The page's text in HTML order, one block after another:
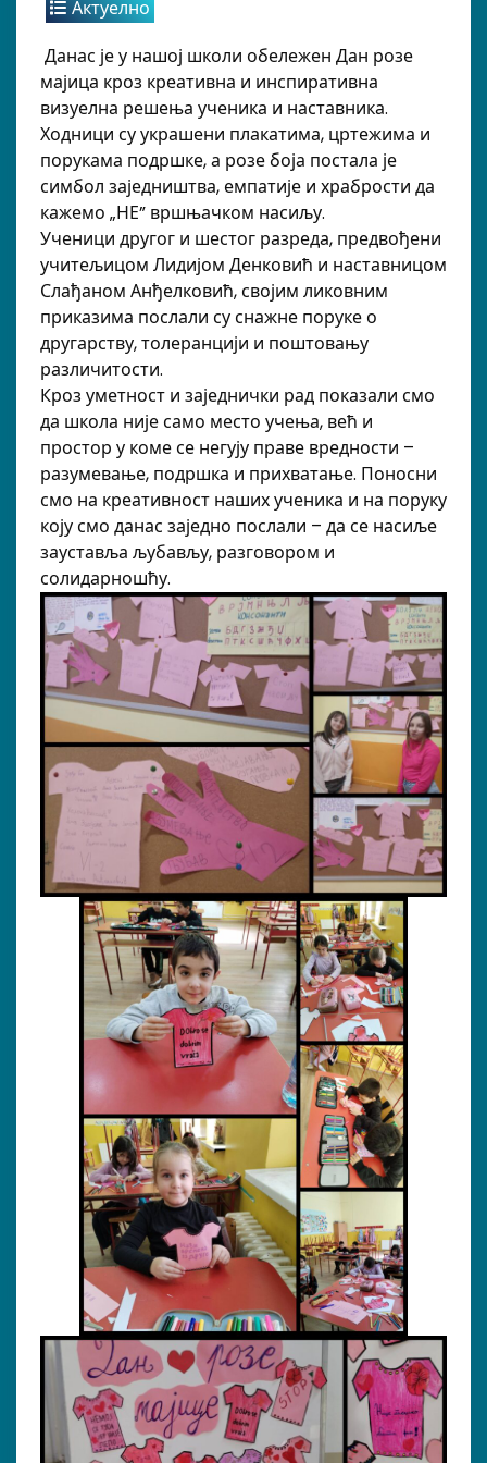
Актуелно
Данас је у нашој школи обележен Дан розе
мајица кроз креативна и инспиративна
визуелна решења ученика и наставника.
Ходници су украшени плакатима, цртежима и
порукама подршке, а розе боја постала је
симбол заједништва, емпатије и храбрости да
кажемо „НЕ” вршњачком насиљу.
Ученици другог и шестог разреда, предвођени
учитељицом Лидијом Денковић и наставницом
Слађаном Анђелковић, својим ликовним
приказима послали су снажне поруке о
другарству, толеранцији и поштовању
различитости.
Кроз уметност и заједнички рад показали смо
да школа није само место учења, већ и
простор у коме се негују праве вредности –
разумевање, подршка и прихватање. Поносни
смо на креативност наших ученика и на поруку
коју смо данас заједно послали – да се насиље
зауставља љубављу, разговором и
солидарношћу.